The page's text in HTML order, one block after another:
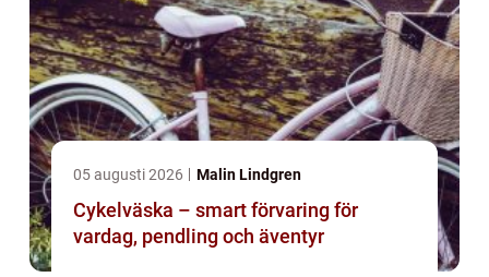
05 augusti 2026 Malin Lindgren
Cykelväska – smart förvaring för
vardag, pendling och äventyr